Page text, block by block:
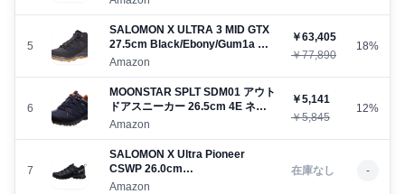
5
SALOMON X ULTRA 3 MID GTX
27.5cm Black/Ebony/Gum1a サ
ロモン
Amazon
￥63,405
￥77,890
18%
6
MOONSTAR SPLT SDM01 アウト
ドアスニーカー 26.5cm 4E ネイ
ビー ムーンスター
Amazon
￥5,141
￥5,845
12%
7
SALOMON X Ultra Pioneer
CSWP 26.0cm
Black/Magnet/Bluesteel サロモ
Amazon
在庫なし -